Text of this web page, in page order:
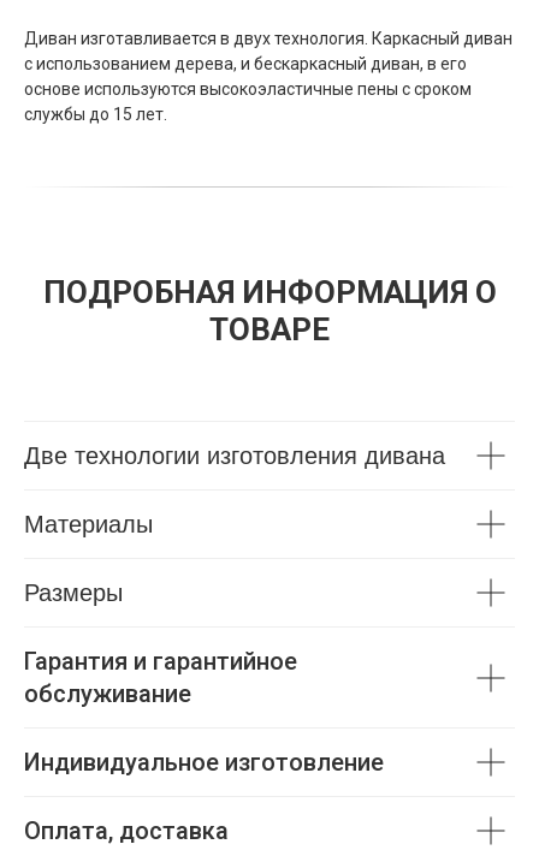
Диван изготавливается в двух технология. Каркасный диван
с использованием дерева, и бескаркасный диван, в его
основе используются высокоэластичные пены с сроком
службы до 15 лет.
ПОДРОБНАЯ ИНФОРМАЦИЯ О
ТОВАРЕ
Две технологии изготовления дивана
Материалы
Размеры
Гарантия и гарантийное
обслуживание
Индивидуальное изготовление
Оплата, доставка